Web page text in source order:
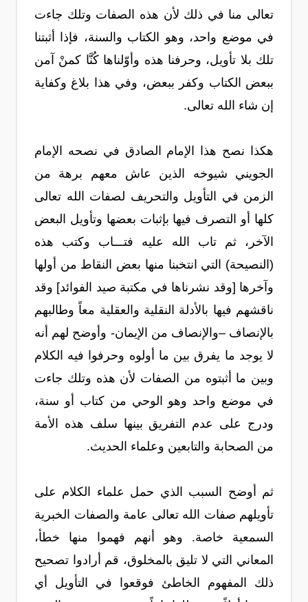
تعالى منا في ذلك لأن هذه الصفات وتلك جاءت
في موضع واحد، وهو الكتاب والسنة، فإذا أثبتنا
تلك بلا تأويل، وحرفنا هذه وأوّلناها كُنَّا كمنْ آمن
ببعض الكتاب وكفر ببعض، وفي هذا بلاغ وكفاية
إن شاء الله تعالى.
هكذا نصح هذا الإمام الصادق في نصحه الإمام
الجويني شيوخه الذين عاش معهم برهة من
الزمن في التأويل والتحريف لصفات الله تعالى
كلها أو التصرف فيها بإثبات بعضها وتأويل البعض
الآخر، ثم تاب الله عليه فتـــاب وكتب هذه
(النصيحة) التي انتخبنا منها بعض النقاط من أولها
وآخرها [وقد نشرناها في مكتبة صيد الفوائد] وقد
ناقشهم فيها بالأدلة النقلية والعقلية معاً وطالبهم
بالإنصاف –والإنصاف من الإيمان- وأوضح لهم أنه
لا يوجد ما يفرق بين ما أولوه وحرفوا فيه الكلام
وبين ما أثبتوه من الصفات لأن هذه وتلك جاءت
في موضع واحد وهو الوحي من كتاب أو سنة،
ودرج على عدم التفريق بينها سلف هذه الأمة
من الصحابة والتابعين وعلماء الحديث.
ثم أوضح السبب الذي حمل علماء الكلام على
تأويلهم صفات الله تعالى عامة والصفات الخبرية
السمعية خاصة. وهو أنهم فهموا منها خطأ،
المعاني التي لا تليق بالمخلوق، قم أرادوا تصحيح
ذلك المفهوم الخاطئ فوقعوا في التأويل أي